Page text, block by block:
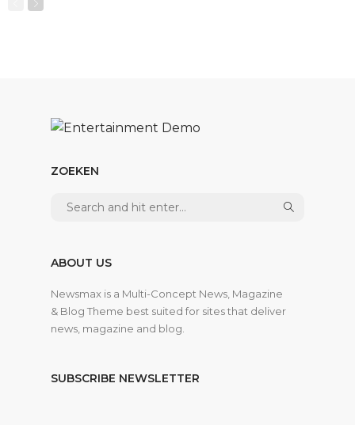
ZOEKEN
ABOUT US
Newsmax is a Multi-Concept News, Magazine
& Blog Theme best suited for sites that deliver
news, magazine and blog.
SUBSCRIBE NEWSLETTER